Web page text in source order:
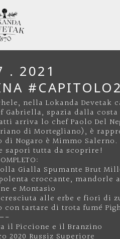
. 2021
#CAPITOLO2
nella Lokanda Devetak
spazia dalla costa
arriva lo chef Paolo Del
di Mortegliano), è
di Nogaro è Mimmo Salerno.
sapori tutta da scoprire!
Gialla Spumante Brut
croccante, mandorle
e Montasio
cresciuta alle erbe e fiori di
con tartare di trota fumé
—-
il Piccione e il Branzino